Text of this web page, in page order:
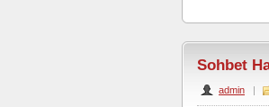
Sohbet
admin |